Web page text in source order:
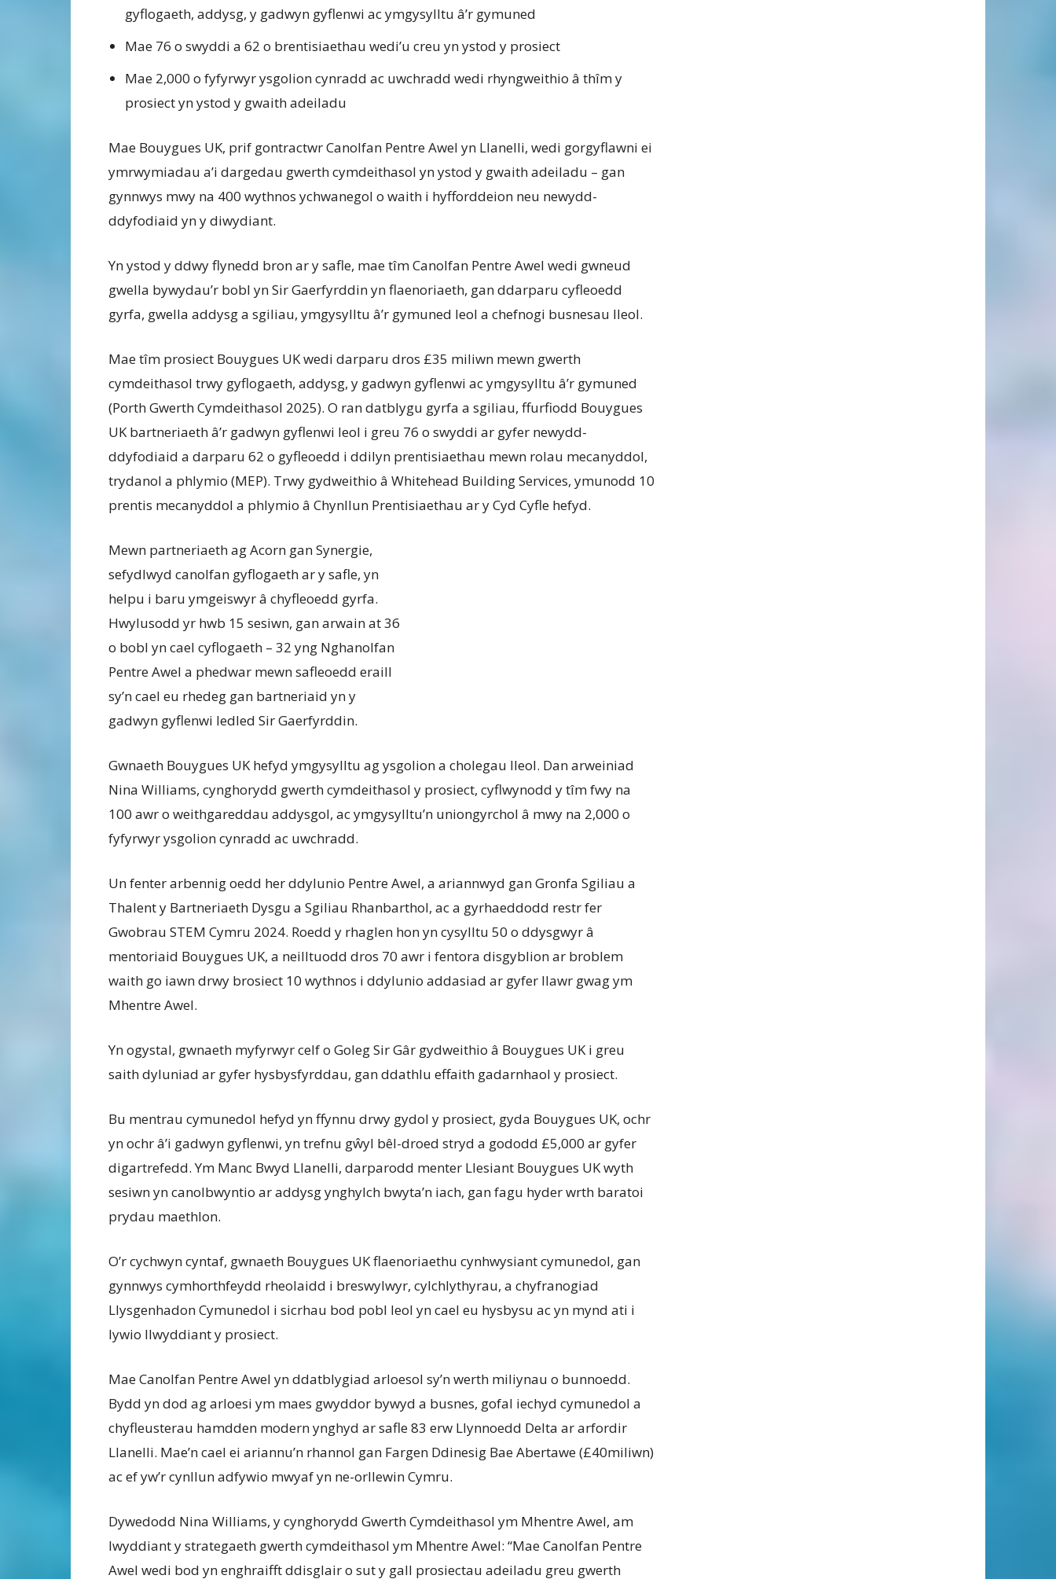
gyflogaeth, addysg, y gadwyn gyflenwi ac ymgysylltu â’r gymuned
Mae 76 o swyddi a 62 o brentisiaethau wedi’u creu yn ystod y prosiect
Mae 2,000 o fyfyrwyr ysgolion cynradd ac uwchradd wedi rhyngweithio â thîm y
prosiect yn ystod y gwaith adeiladu
Mae Bouygues UK, prif gontractwr Canolfan Pentre Awel yn Llanelli, wedi gorgyflawni ei
ymrwymiadau a’i dargedau gwerth cymdeithasol yn ystod y gwaith adeiladu – gan
gynnwys mwy na 400 wythnos ychwanegol o waith i hyfforddeion neu newydd-
ddyfodiaid yn y diwydiant.
Yn ystod y ddwy flynedd bron ar y safle, mae tîm Canolfan Pentre Awel wedi gwneud
gwella bywydau’r bobl yn Sir Gaerfyrddin yn flaenoriaeth, gan ddarparu cyfleoedd
gyrfa, gwella addysg a sgiliau, ymgysylltu â’r gymuned leol a chefnogi busnesau lleol.
Mae tîm prosiect Bouygues UK wedi darparu dros £35 miliwn mewn gwerth
cymdeithasol trwy gyflogaeth, addysg, y gadwyn gyflenwi ac ymgysylltu â’r gymuned
(Porth Gwerth Cymdeithasol 2025). O ran datblygu gyrfa a sgiliau, ffurfiodd Bouygues
UK bartneriaeth â’r gadwyn gyflenwi leol i greu 76 o swyddi ar gyfer newydd-
ddyfodiaid a darparu 62 o gyfleoedd i ddilyn prentisiaethau mewn rolau mecanyddol,
trydanol a phlymio (MEP). Trwy gydweithio â Whitehead Building Services, ymunodd 10
prentis mecanyddol a phlymio â Chynllun Prentisiaethau ar y Cyd Cyfle hefyd.
Mewn partneriaeth ag Acorn gan Synergie,
sefydlwyd canolfan gyflogaeth ar y safle, yn
helpu i baru ymgeiswyr â chyfleoedd gyrfa.
Hwylusodd yr hwb 15 sesiwn, gan arwain at 36
o bobl yn cael cyflogaeth – 32 yng Nghanolfan
Pentre Awel a phedwar mewn safleoedd eraill
sy’n cael eu rhedeg gan bartneriaid yn y
gadwyn gyflenwi ledled Sir Gaerfyrddin.
Gwnaeth Bouygues UK hefyd ymgysylltu ag ysgolion a cholegau lleol. Dan arweiniad
Nina Williams, cynghorydd gwerth cymdeithasol y prosiect, cyflwynodd y tîm fwy na
100 awr o weithgareddau addysgol, ac ymgysylltu’n uniongyrchol â mwy na 2,000 o
fyfyrwyr ysgolion cynradd ac uwchradd.
Un fenter arbennig oedd her ddylunio Pentre Awel, a ariannwyd gan Gronfa Sgiliau a
Thalent y Bartneriaeth Dysgu a Sgiliau Rhanbarthol, ac a gyrhaeddodd restr fer
Gwobrau STEM Cymru 2024. Roedd y rhaglen hon yn cysylltu 50 o ddysgwyr â
mentoriaid Bouygues UK, a neilltuodd dros 70 awr i fentora disgyblion ar broblem
waith go iawn drwy brosiect 10 wythnos i ddylunio addasiad ar gyfer llawr gwag ym
Mhentre Awel.
Yn ogystal, gwnaeth myfyrwyr celf o Goleg Sir Gâr gydweithio â Bouygues UK i greu
saith dyluniad ar gyfer hysbysfyrddau, gan ddathlu effaith gadarnhaol y prosiect.
Bu mentrau cymunedol hefyd yn ffynnu drwy gydol y prosiect, gyda Bouygues UK, ochr
yn ochr â’i gadwyn gyflenwi, yn trefnu gŵyl bêl-droed stryd a gododd £5,000 ar gyfer
digartrefedd. Ym Manc Bwyd Llanelli, darparodd menter Llesiant Bouygues UK wyth
sesiwn yn canolbwyntio ar addysg ynghylch bwyta’n iach, gan fagu hyder wrth baratoi
prydau maethlon.
O’r cychwyn cyntaf, gwnaeth Bouygues UK flaenoriaethu cynhwysiant cymunedol, gan
gynnwys cymhorthfeydd rheolaidd i breswylwyr, cylchlythyrau, a chyfranogiad
Llysgenhadon Cymunedol i sicrhau bod pobl leol yn cael eu hysbysu ac yn mynd ati i
lywio llwyddiant y prosiect.
Mae Canolfan Pentre Awel yn ddatblygiad arloesol sy’n werth miliynau o bunnoedd.
Bydd yn dod ag arloesi ym maes gwyddor bywyd a busnes, gofal iechyd cymunedol a
chyfleusterau hamdden modern ynghyd ar safle 83 erw Llynnoedd Delta ar arfordir
Llanelli. Mae’n cael ei ariannu’n rhannol gan Fargen Ddinesig Bae Abertawe (£40miliwn)
ac ef yw’r cynllun adfywio mwyaf yn ne-orllewin Cymru.
Dywedodd Nina Williams, y cynghorydd Gwerth Cymdeithasol ym Mhentre Awel, am
lwyddiant y strategaeth gwerth cymdeithasol ym Mhentre Awel: “Mae Canolfan Pentre
Awel wedi bod yn enghraifft ddisglair o sut y gall prosiectau adeiladu greu gwerth